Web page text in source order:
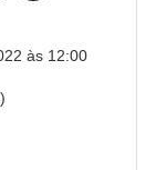
às 12:00